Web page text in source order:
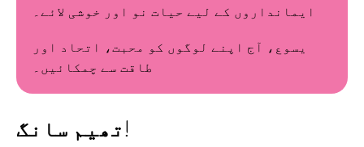
ایمانداروں کے لیے حیات نو اور خوشی لائے۔
یسوع، آج اپنے لوگوں کو محبت، اتحاد اور
طاقت سے چمکائیں۔
تھیم سانگ!